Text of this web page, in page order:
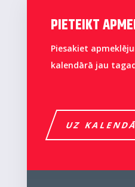
PIETEIKT
Piesakiet
kalendārā jau
UZ